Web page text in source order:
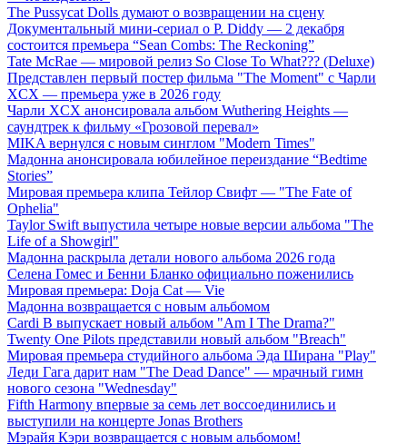
The Pussycat Dolls думают о возвращении на сцену
Документальный мини-сериал о P. Diddy — 2 декабря
состоится премьера “Sean Combs: The Reckoning”
Tate McRae — мировой релиз So Close To What??? (Deluxe)
Представлен первый постер фильма "The Moment" с Чарли
XCX — премьера уже в 2026 году
Чарли XCX анонсировала альбом Wuthering Heights —
саундтрек к фильму «Грозовой перевал»
MIKA вернулся с новым синглом "Modern Times"
Мадонна анонсировала юбилейное переиздание “Bedtime
Stories”
Мировая премьера клипа Тейлор Свифт — "The Fate of
Ophelia"
Taylor Swift выпустила четыре новые версии альбома "The
Life of a Showgirl"
Мадонна раскрыла детали нового альбома 2026 года
Селена Гомес и Бенни Бланко официально поженились
Мировая премьера: Doja Cat — Vie
Мадонна возвращается с новым альбомом
Cardi B выпускает новый альбом "Am I The Drama?"
Twenty One Pilots представили новый альбом "Breach"
Мировая премьера студийного альбома Эда Ширана "Play"
Леди Гага дарит нам "The Dead Dance" — мрачный гимн
нового сезона "Wednesday"
Fifth Harmony впервые за семь лет воссоединились и
выступили на концерте Jonas Brothers
Мэрайя Кэри возвращается с новым альбомом!